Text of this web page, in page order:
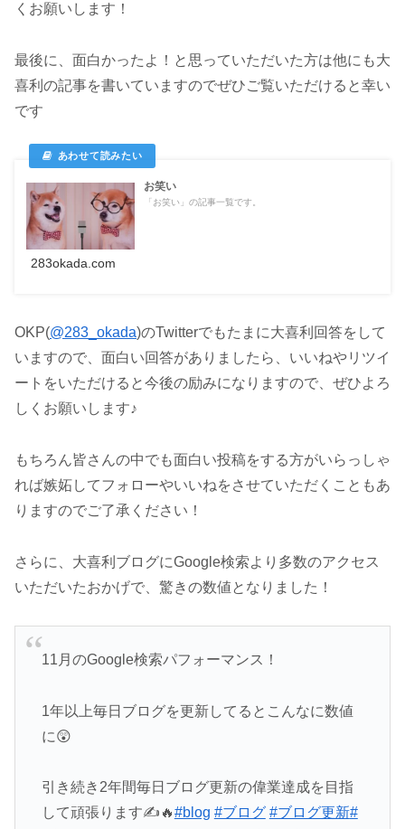
くお願いします！
最後に、面白かったよ！と思っていただいた方は他にも大
喜利の記事を書いていますのでぜひご覧いただけると幸い
です
お笑い
「お笑い」の記事一覧です。
283okada.com
OKP(@283_okada)のTwitterでもたまに大喜利回答をして
いますので、面白い回答がありましたら、いいねやリツイ
ートをいただけると今後の励みになりますので、ぜひよろ
しくお願いします♪
もちろん皆さんの中でも面白い投稿をする方がいらっしゃ
れば嫉妬してフォローやいいねをさせていただくこともあ
りますのでご了承ください！
さらに、大喜利ブログにGoogle検索より多数のアクセス
いただいたおかげで、驚きの数値となりました！
11月のGoogle検索パフォーマンス！
1年以上毎日ブログを更新してるとこんなに数値
に😲
引き続き2年間毎日ブログ更新の偉業達成を目指
して頑張ります✍️🔥#blog #ブログ #ブログ更新#